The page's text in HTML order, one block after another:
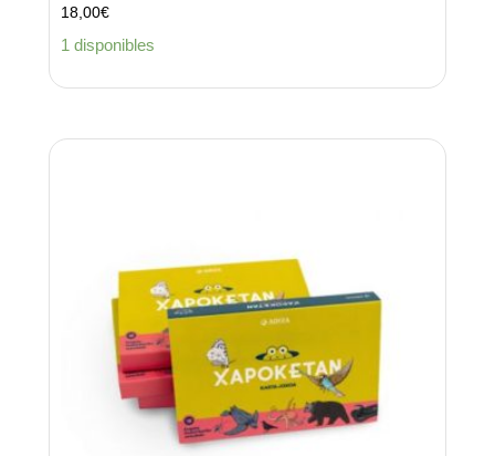
18,00€
1 disponibles